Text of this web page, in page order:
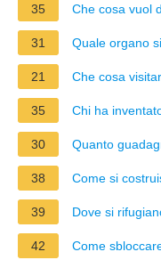
35 Che cosa vuol
31 Quale organo
21 Che cosa
35 Chi ha
30 Quanto
38 Come si
39 Dove si
42 Come